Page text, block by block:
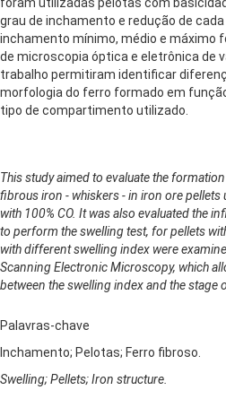
grau de inchamento e redução de
inchamento mínimo, médio e máximo
de microscopia óptica e eletrônica de
trabalho permitiram identificar
morfologia do ferro formado em
tipo de compartimento utilizado.
This study aimed to evaluate the
fibrous iron - whiskers - in iron ore
with 100% CO. It was also evaluated the
to perform the swelling test, for pellets
with different swelling index were
Scanning Electronic Microscopy, which
between the swelling index and the stage
Palavras-chave
Inchamento; Pelotas; Ferro fibroso.
Swelling; Pellets; Iron structure.